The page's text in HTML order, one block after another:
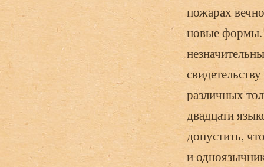
пожарах
новые формы.
различных
двадцати
допустить,
и